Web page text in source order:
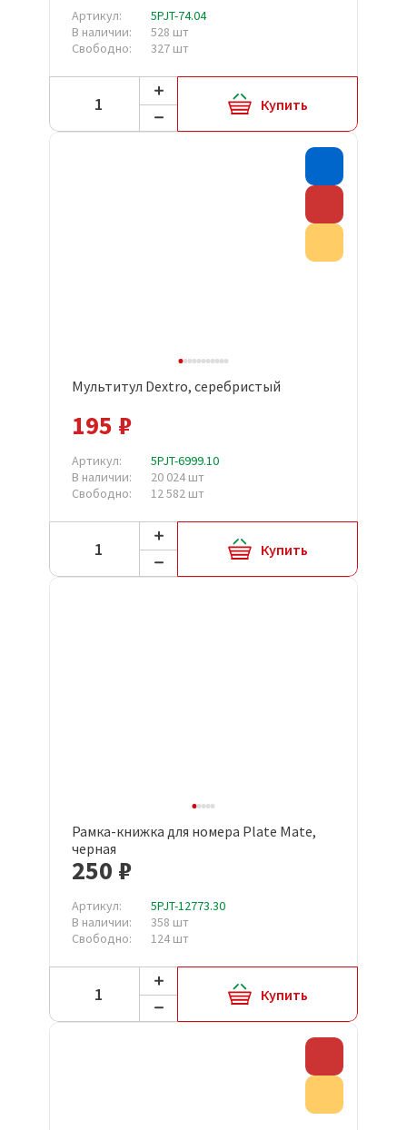
Артикул:
5PJT-74.04
В наличии:
528 шт
Свободно:
327 шт
Купить
Мультитул Dextro, серебристый
195 ₽
Артикул:
5PJT-6999.10
В наличии:
20 024 шт
Свободно:
12 582 шт
Купить
Рамка-книжка для номера Plate Mate,
черная
250 ₽
Артикул:
5PJT-12773.30
В наличии:
358 шт
Свободно:
124 шт
Купить